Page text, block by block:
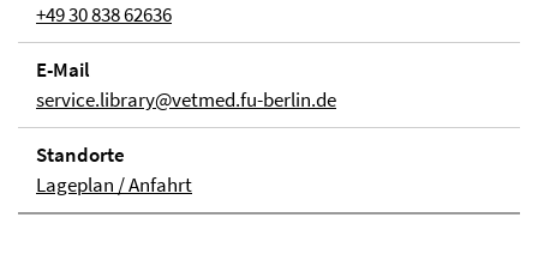
+49 30 838 62636
E-Mail
service.library@vetmed.fu-berlin.de
Stand­orte
Lageplan / Anfahrt